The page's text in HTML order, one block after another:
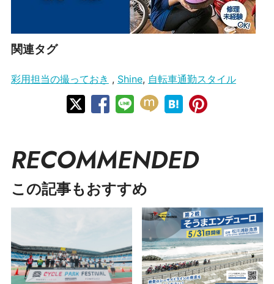
関連タグ
彩用担当の撮っておき , Shine, 自転車通勤スタイル
RECOMMENDED
この記事もおすすめ